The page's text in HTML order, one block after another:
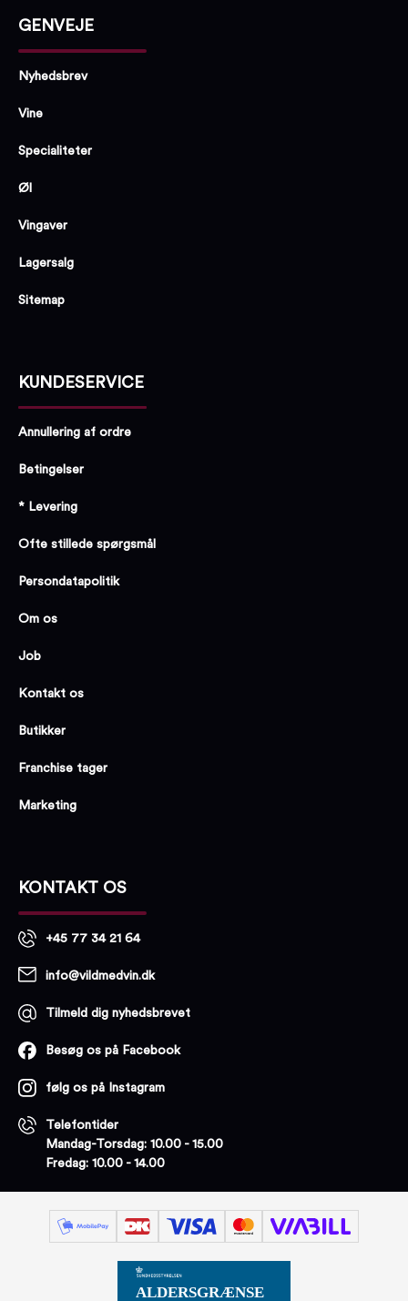
GENVEJE
Nyhedsbrev
Vine
Specialiteter
Øl
Vingaver
Lagersalg
Sitemap
KUNDESERVICE
Annullering af ordre
Betingelser
* Levering
Ofte stillede spørgsmål
Persondatapolitik
Om os
Job
Kontakt os
Butikker
Franchise tager
Marketing
KONTAKT OS
+45 77 34 21 64
info@vildmedvin.dk
Tilmeld dig nyhedsbrevet
Besøg os på Facebook
følg os på Instagram
Telefontider
Mandag-Torsdag: 10.00 - 15.00
Fredag: 10.00 - 14.00